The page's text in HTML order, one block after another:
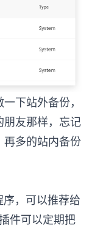
下站外备份，
朋友那样，忘记
再多的站内备份
，可以推荐给
件可以定期把